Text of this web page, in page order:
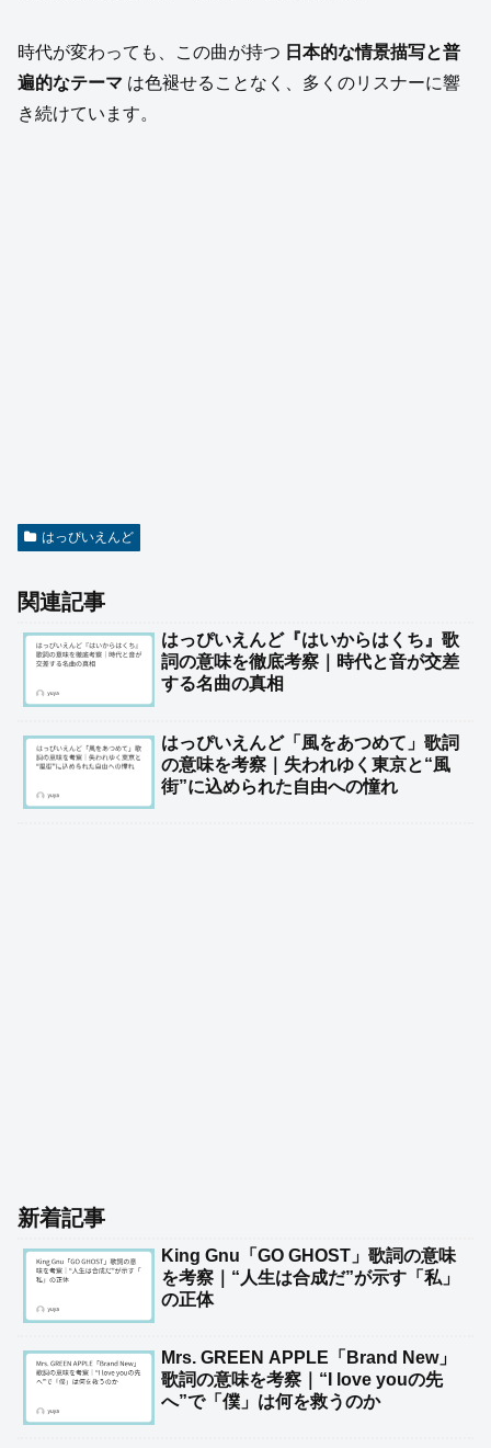
時代が変わっても、この曲が持つ 日本的な情景描写と普
遍的なテーマ は色褪せることなく、多くのリスナーに響
き続けています。
はっぴいえんど
関連記事
はっぴいえんど『はいからはくち』歌
詞の意味を徹底考察｜時代と音が交差
する名曲の真相
はっぴいえんど「風をあつめて」歌詞
の意味を考察｜失われゆく東京と“風
街”に込められた自由への憧れ
新着記事
King Gnu「GO GHOST」歌詞の意味
を考察｜“人生は合成だ”が示す「私」
の正体
Mrs. GREEN APPLE「Brand New」
歌詞の意味を考察｜“I love youの先
へ”で「僕」は何を救うのか